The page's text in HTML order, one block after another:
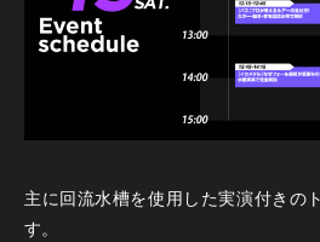
主に回流水槽を使用した実演付きの
す。